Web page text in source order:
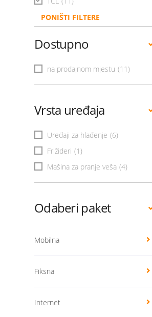
PONIŠTI FILTERE
Dostupno
na prodajnom mjestu (11)
Vrsta uređaja
Uređaji za hlađenje (6)
Frižideri (1)
Mašina za pranje veša (4)
Odaberi paket
Mobilna
Fiksna
Internet